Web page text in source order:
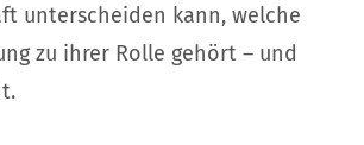
unterscheiden kann, welche
zu ihrer Rolle gehört – und